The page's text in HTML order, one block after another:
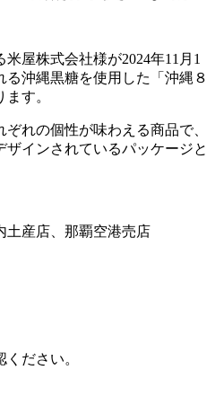
米屋株式会社様が2024年11月1
る沖縄黒糖を使用した「沖縄８
す。
れの個性が味わえる商品で、
インされているパッケージと
土産店、那覇空港売店
ださい。